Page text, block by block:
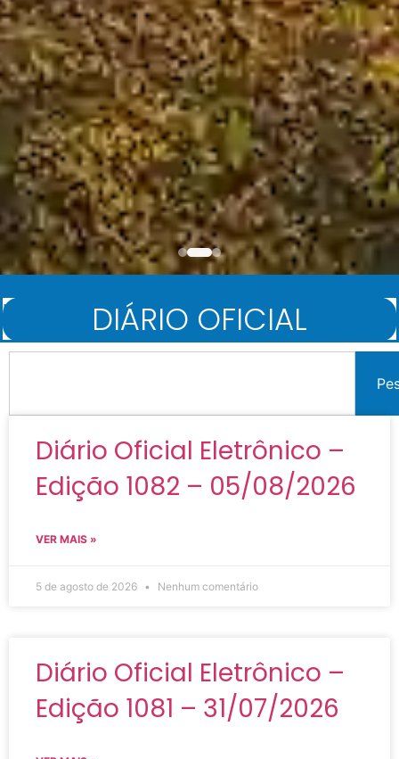
DIÁRIO OFICIAL
Início Diário Oficial
Diário Oficial Eletrônico –
Edição 1082 – 05/08/2026
VER MAIS »
5 de agosto de 2026 Nenhum comentário
Diário Oficial Eletrônico –
Edição 1081 – 31/07/2026